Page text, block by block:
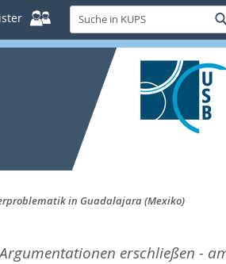
Suche
in
KUPS
in Guadalajara (Mexiko)
erschließen -